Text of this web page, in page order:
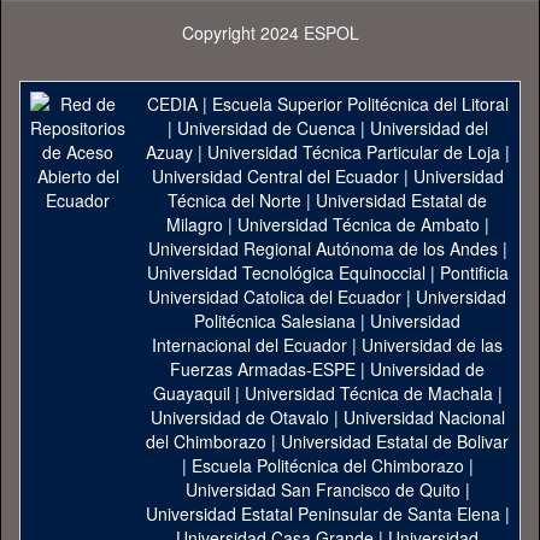
Copyright 2024 ESPOL
CEDIA| Escuela Superior Politécnica del Litoral
| Universidad de Cuenca| Universidad del
Azuay| Universidad Técnica Particular de Loja|
Universidad Central del Ecuador| Universidad
Técnica del Norte | Universidad Estatal de
Milagro | Universidad Técnica de Ambato |
Universidad Regional Autónoma de los Andes|
Universidad Tecnológica Equinoccial| Pontificia
Universidad Catolica del Ecuador | Universidad
Politécnica Salesiana | Universidad
Internacional del Ecuador | Universidad de las
Fuerzas Armadas-ESPE | Universidad de
Guayaquil| Universidad Técnica de Machala|
Universidad de Otavalo | Universidad Nacional
del Chimborazo | Universidad Estatal de Bolivar
| Escuela Politécnica del Chimborazo |
Universidad San Francisco de Quito |
Universidad Estatal Peninsular de Santa Elena|